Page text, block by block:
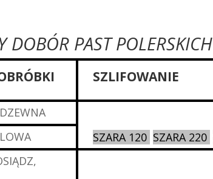
DOBÓR PAST POLERSKICH
SZLIFOWANIE
SZARA 120 SZARA 220